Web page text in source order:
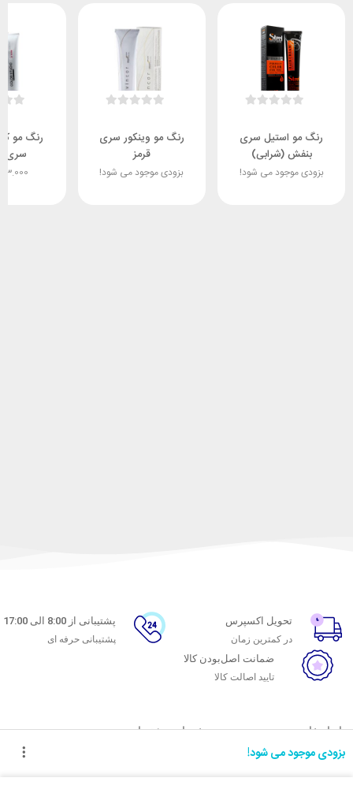
رنگ مو استیل سری
بنفش (شرابی)
بزودی موجود می شود!
رنگ مو وینکور سری
قرمز
بزودی موجود می شود!
رنگ مو
سری
بزودی موجود می شود!
تحویل اکسپرس
در کمترین زمان
پشتیبانی از 8:00 الی 17:00
پشتیبانی حرفه ای
ضمانت اصل‌بودن کالا
تایید اصالت کالا
با ماه خانوم
اتاق خبر ماه خانوم
خدمات مشتریان